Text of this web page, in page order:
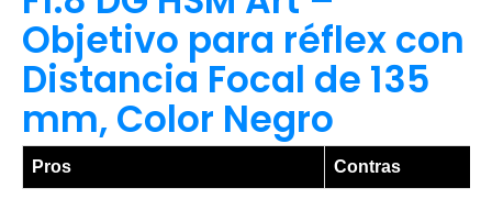
Objetivo para réflex con
Distancia Focal de 135
mm, Color Negro
Pros Contras